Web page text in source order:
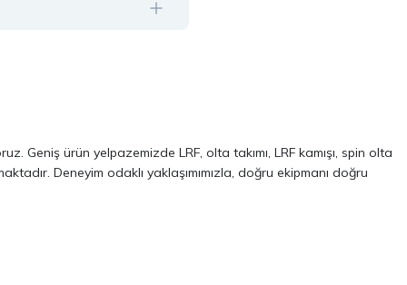
Geniş ürün yelpazemizde LRF, olta takımı, LRF kamışı, spin olta
Deneyim odaklı yaklaşımımızla, doğru ekipmanı doğru
odaklı modellerinden oluşur. Özellikle LRF avcılığı ve